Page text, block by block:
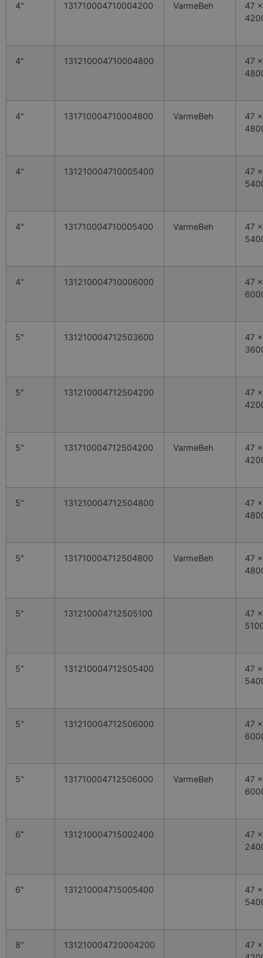
4" 131710004710004200 VarmeBeh
47
4" 131210004710004800
47
4" 131710004710004800 VarmeBeh
47
4" 131210004710005400
47
4" 131710004710005400 VarmeBeh
47
4" 131210004710006000
47
5" 131210004712503600
47
5" 131210004712504200
47
5" 131710004712504200 VarmeBeh
47
5" 131210004712504800
47
5" 131710004712504800 VarmeBeh
47
5" 131210004712505100
47
5" 131210004712505400
47
5" 131210004712506000
47
5" 131710004712506000 VarmeBeh
47
6" 131210004715002400
47
6" 131210004715005400
47
8" 131210004720004200
47